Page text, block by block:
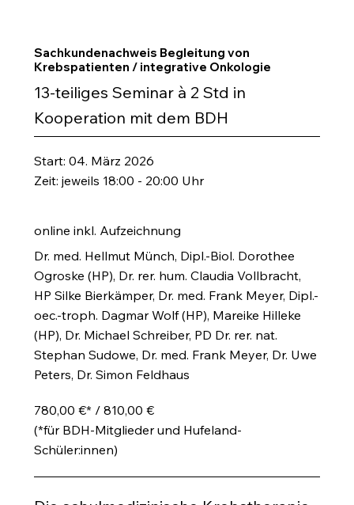
Sachkundenachweis Begleitung von
Krebspatienten / integrative Onkologie
13-teiliges Seminar à 2 Std in
Kooperation mit dem BDH
Start: 04. März 2026
Zeit: jeweils 18:00 - 20:00 Uhr
online inkl. Aufzeichnung
Dr. med. Hellmut Münch, Dipl.-Biol. Dorothee
Ogroske (HP), Dr. rer. hum. Claudia Vollbracht,
HP Silke Bierkämper, Dr. med. Frank Meyer, Dipl.-
oec.-troph. Dagmar Wolf (HP), Mareike Hilleke
(HP), Dr. Michael Schreiber, PD Dr. rer. nat.
Stephan Sudowe, Dr. med. Frank Meyer, Dr. Uwe
Peters, Dr. Simon Feldhaus
780,00 €* / 810,00 €
(*für BDH-Mitglieder und Hufeland-
Schüler:innen)